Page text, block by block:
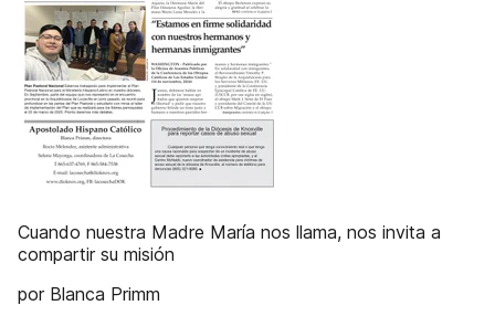
Cuando nuestra Madre María nos llama, nos invita a
compartir su misión
por Blanca Primm